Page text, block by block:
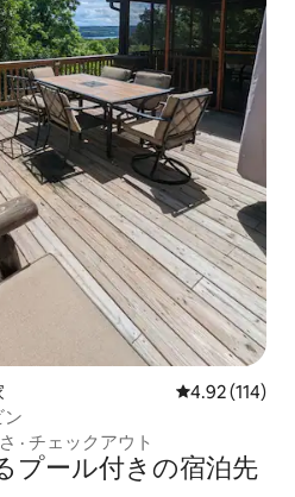
レビュー114
4.92 (114)
· チェックアウト
プール付きの宿泊先